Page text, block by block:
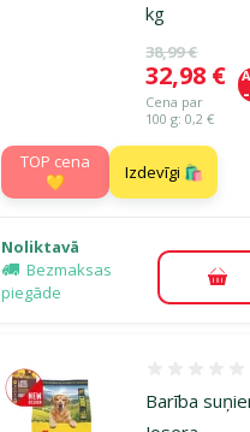
kg
Oriģinālā
38,99 €
Cena
32,98 €
Cena par
100 g: 0,2 €
TOP cena
💛
Izdevīgi 🛍️
Noliktavā
Bezmaksas
piegāde
Barība